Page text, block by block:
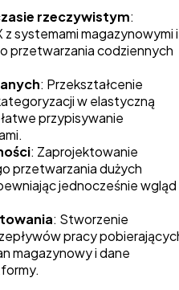
rzeczywistym:
z systemami magazynowymi i
przetwarzania codziennych
: Przekształcenie
w elastyczną
przypisywanie
: Zaprojektowanie
przetwarzania dużych
jednocześnie wgląd
: Stworzenie
pracy
magazynowy i dane